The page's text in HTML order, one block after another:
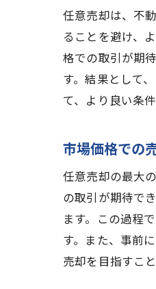
任意売却は、不
ることを避け、
格での取引が期
す。結果として
て、より良い条
市場価格での
任意売却の最大
の取引が期待で
ます。この過程
す。また、事前
売却を目指すこ